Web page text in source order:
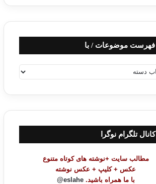
فهرست موضوعات / با
کانال تلگرام نوگرا
مطالب سایت +نوشته های کوتاه متنوع
عکس + کلیپ + عکس نوشته
با ما همراه باشید. eslahe@